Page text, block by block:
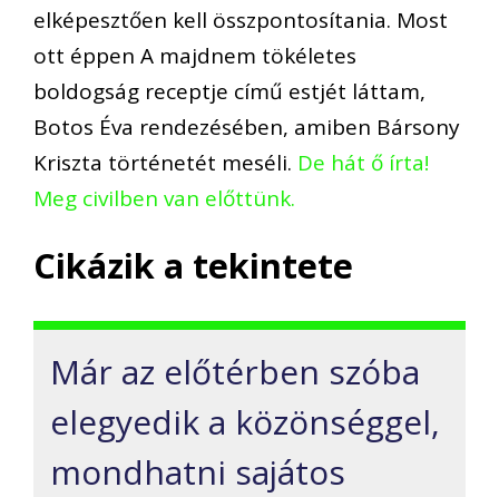
elképesztően kell összpontosítania. Most
ott éppen A majdnem tökéletes
boldogság receptje című estjét láttam,
Botos Éva rendezésében, amiben Bársony
Kriszta történetét meséli. De hát ő írta!
Meg civilben van előttünk.
Cikázik a tekintete
Már az előtérben szóba
elegyedik a közönséggel,
mondhatni sajátos